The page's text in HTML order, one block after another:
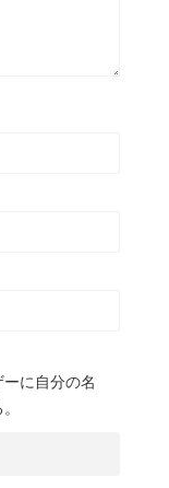
に自分の名